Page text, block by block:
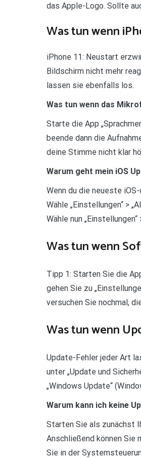
das Apple-Logo. Sollte
Was tun wenn
iPhone 11: Neustart
Bildschirm nicht mehr
lassen sie ebenfalls los.
Was tun wenn das
Starte die App
beende dann die
deine Stimme nicht klar
Warum geht mein iOS
Wenn du die neueste
Wähle „Einstellungen“ >
Wähle nun
Was tun wenn
Tipp 1: Starten Sie die
gehen Sie zu
versuchen Sie nochmal,
Was tun wenn
Update-Fehler jeder Art
unter „Update und
„Windows Update“
Warum kann ich keine
Starten Sie als zunächst
Anschließend können Sie
Sie in der